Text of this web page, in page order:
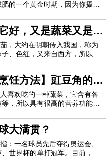
的一个黄金时期，因为你摄入
现在就让介绍7款热门的经期
在经期也能轻松减肥。一、凉
、蒜泥、葱末、盐、糖、酱
好，又是蔬菜又是水
，大约在明朝传入我国，称为
、色红，又来自西方，所以又
西红柿含有丰富的营养，包括矿
水化合物、有机酸及少量的蛋白
素A原，在人体内可以转化
饪方法】豇豆角的烹
角的营养功能
喜欢吃的一种蔬菜，它含有各
，所以具有很高的营养功能
米、鱼香豇豆等等，豇豆角的
禁忌的地方哦，比如豇豆角一
，否则会中毒哦，还想要更多
大满贯？
：一名球员先后夺得奥运会、
世界杯的单打冠军。目前，国